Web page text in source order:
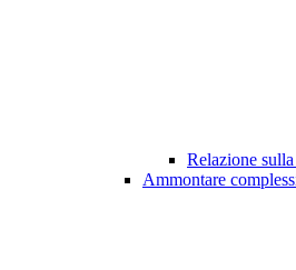
Relazione
Ammontare